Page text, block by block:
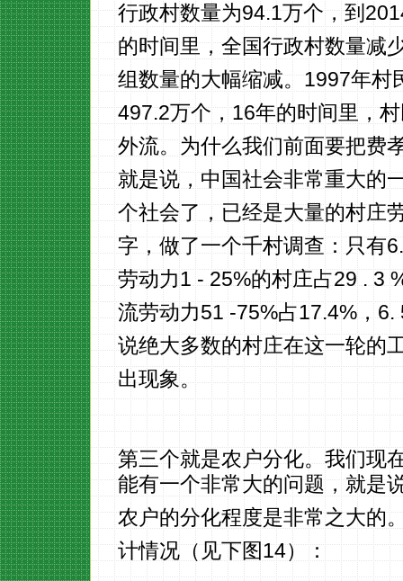
行政村数量为94.1万个，到
的时间里，全国行政村数量减
组数量的大幅缩减。1997年
497.2万个，16年的时间里，
外流。为什么我们前面要把费
就是说，中国社会非常重大的
个社会了，已经是大量的村庄
字，做了一个千村调查：只有
劳动力1 - 25%的村庄占29 . 3
流劳动力51 -75%占17.4%，
说绝大多数的村庄在这一轮的
出现象。
第三个就是农户分化。我们现
能有一个非常大的问题，就是
农户的分化程度是非常之大的
计情况（见下图14）：